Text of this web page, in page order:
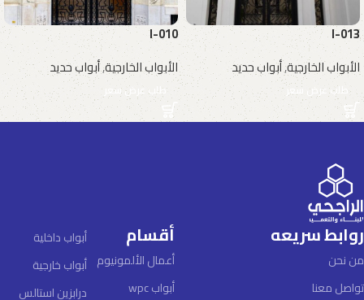
I-013
الأبواب الخارجية,أبواب حديد
طلب عرض سعر
I-010
الأبواب الخارجية,أبواب حديد
طلب عرض سعر
روابط سريعه
من نحن
تواصل معنا
أقسام
أعمال الألمونيوم
أبواب wpc
أبواب داخلية
أبواب خارجية
درابزين استالس